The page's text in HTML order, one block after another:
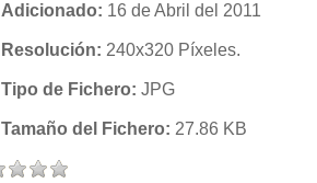
Adicionado: 16 de Abril del 2011
Resolución: 240x320 Píxeles.
Tipo de Fichero: JPG
Tamaño del Fichero: 27.86 KB